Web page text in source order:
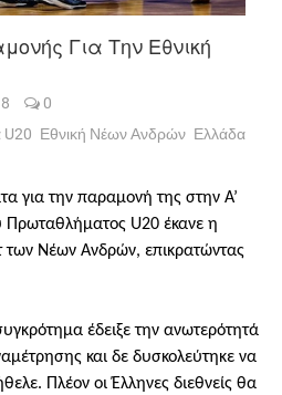
Για Την Εθνική
0
Εθνική Νέων Ανδρών Ελλάδα
για την παραμονή της στην Α’
Πρωταθλήματος U20 έκανε η
Νέων Ανδρών, επικρατώντας
έδειξε την ανωτερότητά
και δε δυσκολεύτηκε να
Πλέον οι Έλληνες διεθνείς θα